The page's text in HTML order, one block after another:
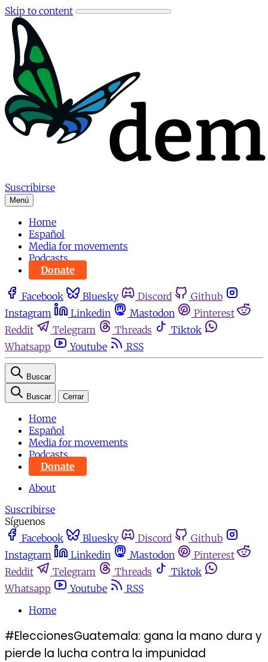
Skip to content
Suscribirse
Menú
Home
Español
Media for movements
Podcasts
Donate
Facebook Bluesky Discord
Github
Instagram
Linkedin Mastodon
Pinterest
Reddit
Telegram Threads
Tiktok
Whatsapp
Youtube RSS
Buscar
Buscar Cerrar
Home
Español
Media for movements
Podcasts
Donate
About
Suscribirse
Síguenos
Facebook
Bluesky Discord
Github
Instagram
Linkedin Mastodon
Pinterest
Reddit
Telegram Threads
Tiktok
Whatsapp
Youtube
RSS
Home
#EleccionesGuatemala: gana la mano dura y
pierde la lucha contra la impunidad